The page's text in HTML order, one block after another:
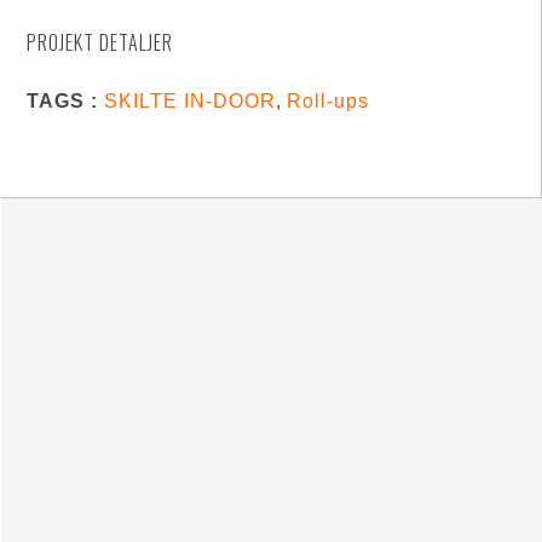
PROJEKT DETALJER
TAGS : SKILTE IN-DOOR, Roll-ups